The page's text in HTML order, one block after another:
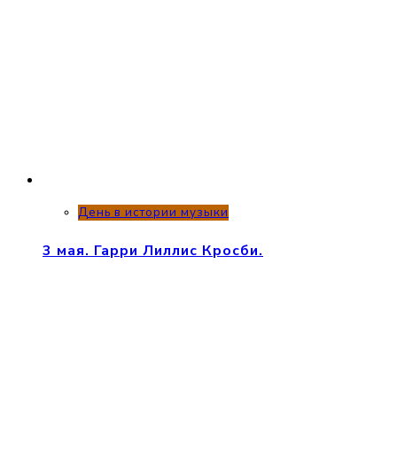
День в истории музыки
3 мая. Гарри Лиллис Кросби.